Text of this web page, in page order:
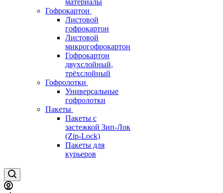
материалы
Гофрокартон
Листовой
гофрокартон
Листовой
микрогофрокартон
Гофрокартон
двухслойный,
трёхслойный
Гофролотки
Универсальные
гофролотки
Пакеты
Пакеты с
застежкой Зип-Лок
(Zip-Lock)
Пакеты для
курьеров